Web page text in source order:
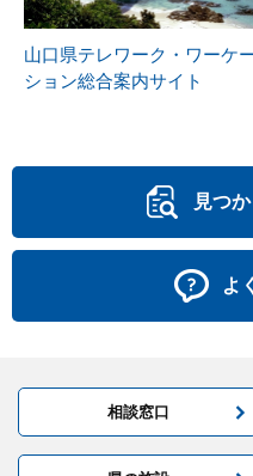
山口県テレワーク・ワーケ
ション総合案内サイト
見つ
よ
相談窓口